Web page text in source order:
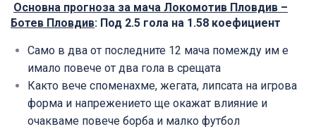
Основна прогноза за мача Локомотив Пловдив –
Ботев Пловдив: Под 2.5 гола на 1.58 коефициент
Само в два от последните 12 мача помежду им е
имало повече от два гола в срещата
Както вече споменахме, жегата, липсата на игрова
форма и напрежението ще окажат влияние и
очакваме повече борба и малко футбол